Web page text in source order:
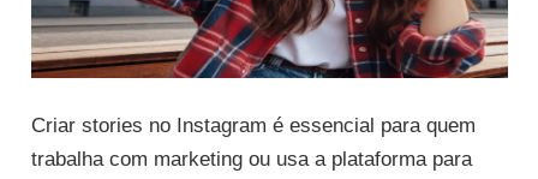
Criar stories no Instagram é essencial para quem
trabalha com marketing ou usa a plataforma para